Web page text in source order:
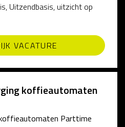
Uitzendbasis, uitzicht op
VACATURE
koffieautomaten
Parttime